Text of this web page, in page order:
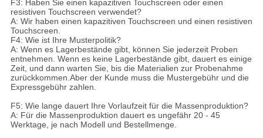
F3: Haben Sie einen kapazitiven Touchscreen oder einen
resistiven Touchscreen verwendet?
A: Wir haben einen kapazitiven Touchscreen und einen resistiven
Touchscreen.
F4: Wie ist Ihre Musterpolitik?
A: Wenn es Lagerbestände gibt, können Sie jederzeit Proben
entnehmen. Wenn es keine Lagerbestände gibt, dauert es einige
Zeit, und dann warten Sie, bis die Materialien zur Probenahme
zurückkommen.Aber der Kunde muss die Mustergebühr und die
Expressgebühr zahlen.
F5: Wie lange dauert Ihre Vorlaufzeit für die Massenproduktion?
A: Für die Massenproduktion dauert es ungefähr 20 - 45
Werktage, je nach Modell und Bestellmenge.